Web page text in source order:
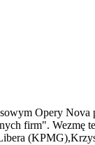
Opery Nova
firm". Wezmę